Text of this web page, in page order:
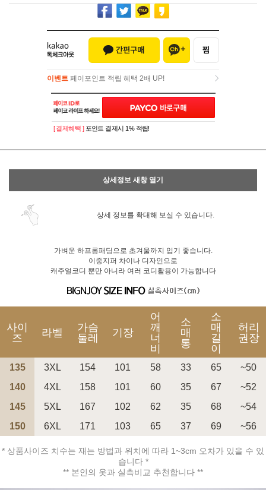
이벤트 페이포인트 적립 혜택 2배 UP!
이벤트페이포인트 적립 혜택 2배 UP!
[ 결제혜택 ] 포인트 결제시 1% 적립!
상세정보 새창 열기
상세 정보를 확대해 보실 수 있습니다.
가벼운 하프롱패딩으로 초겨울까지 입기 좋습니다.
이중지퍼 차이나 디자인으로
캐주얼코디 뿐만 아니라 여러 코디활용이 가능합니다
사이
즈
라벨
가슴
둘레
기장
어
깨
너
비
소
매
통
소
매
길
이
허리
권장
135 3XL 154 101 58 33 65
~50
140
4XL 158 101 60 35 67
~52
145
5XL 167 102 62 35 68
~54
150
6XL 171 103 65 37 69 ~56
* 상품사이즈 치수는 재는 방법과 위치에 따라 1~3cm 오차가 있을 수 있
습니다 *
** 본인의 옷과 실측비교 추천합니다 **